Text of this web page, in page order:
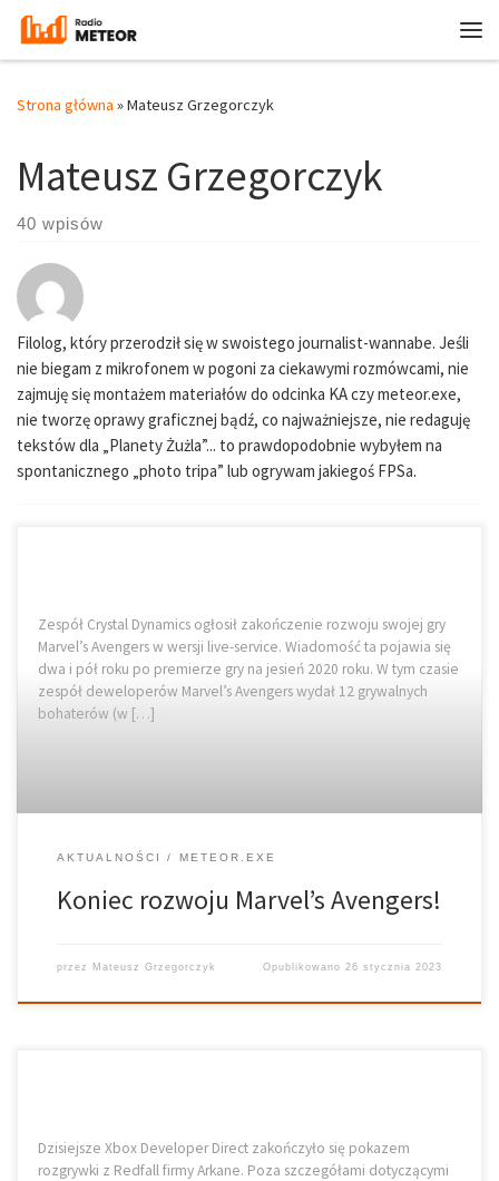
Przejdź do treści
Strona główna »Mateusz Grzegorczyk
Mateusz Grzegorczyk
40 wpisów
Filolog, który przerodził się w swoistego journalist-wannabe. Jeśli
nie biegam z mikrofonem w pogoni za ciekawymi rozmówcami, nie
zajmuję się montażem materiałów do odcinka KA czy meteor.exe,
nie tworzę oprawy graficznej bądź, co najważniejsze, nie redaguję
tekstów dla „Planety Żużla”... to prawdopodobnie wybyłem na
spontanicznego „photo tripa” lub ogrywam jakiegoś FPSa.
Zespół Crystal Dynamics ogłosił zakończenie rozwoju swojej gry
Marvel’s Avengers w wersji live-service. Wiadomość ta pojawia się
dwa i pół roku po premierze gry na jesień 2020 roku. W tym czasie
zespół deweloperów Marvel’s Avengers wydał 12 grywalnych
bohaterów (w […]
AKTUALNOŚCI METEOR.EXE
Koniec rozwoju Marvel’s Avengers!
przez Mateusz Grzegorczyk Opublikowano 26 stycznia 2023
Dzisiejsze Xbox Developer Direct zakończyło się pokazem
rozgrywki z Redfall firmy Arkane. Poza szczegółami dotyczącymi